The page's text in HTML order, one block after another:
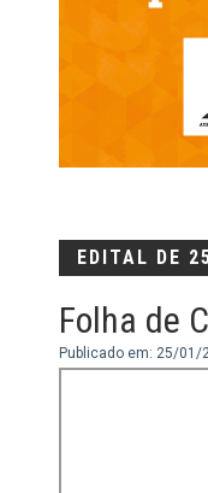
EDITAL DE
Folha de
Publicado em: 25/01/